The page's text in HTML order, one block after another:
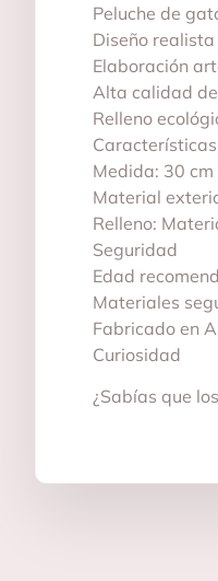
Peluche de
Diseño
Elaboración
Alta calidad
Relleno
Medida: 30 cm
Material
Relleno:
Seguridad
Edad
Materiales
Fabricado en
Curiosidad
¿Sabías que